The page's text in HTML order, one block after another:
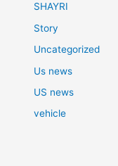
SHAYRI
Story
Uncategorized
Us news
US news
vehicle